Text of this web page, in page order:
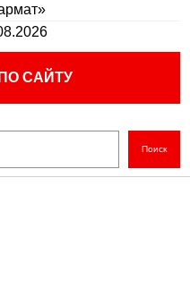
САЙТУ
Поиск